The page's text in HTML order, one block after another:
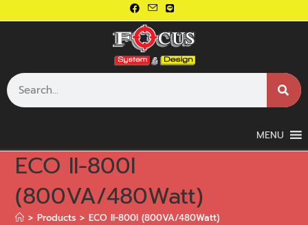
MENU
ECO II-800I
(800VA/480Watt)
> Products > ECO II-800I (800VA/480Watt)